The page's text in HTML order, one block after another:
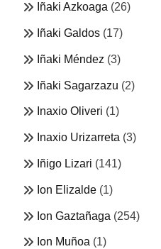
Iñaki Azkoaga (26)
Iñaki Galdos (17)
Iñaki Méndez (3)
Iñaki Sagarzazu (2)
Inaxio Oliveri (1)
Inaxio Urizarreta (3)
Iñigo Lizari (141)
Ion Elizalde (1)
Ion Gaztañaga (254)
Ion Muñoa (1)